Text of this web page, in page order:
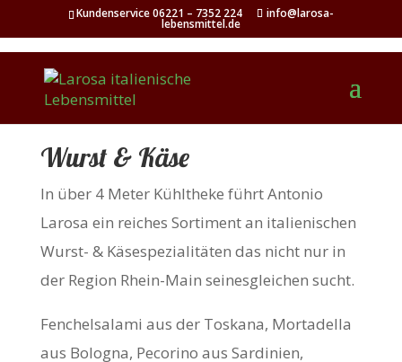
Kundenservice 06221 – 7352 224 info@larosa-
lebensmittel.de
Wurst & Käse
In über 4 Meter Kühltheke führt Antonio
Larosa ein reiches Sortiment an italienischen
Wurst- & Käsespezialitäten das nicht nur in
der Region Rhein-Main seinesgleichen sucht.
Fenchelsalami aus der Toskana, Mortadella
aus Bologna, Pecorino aus Sardinien,